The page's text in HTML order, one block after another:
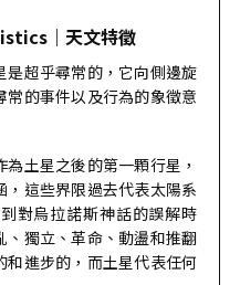
｜天文特徵
超乎尋常的，它向側邊旋
的事件以及行為的象徵意
土星之後的第一顆行星，
這些界限過去代表太陽系
對烏拉諾斯神話的誤解時
、獨立、革命、動盪和推翻
進步的，而土星代表任何